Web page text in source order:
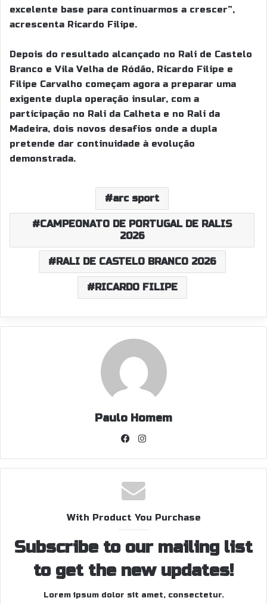
excelente base para continuarmos a crescer”,
acrescenta Ricardo Filipe.
Depois do resultado alcançado no Rali de Castelo
Branco e Vila Velha de Ródão, Ricardo Filipe e
Filipe Carvalho começam agora a preparar uma
exigente dupla operação insular, com a
participação no Rali da Calheta e no Rali da
Madeira, dois novos desafios onde a dupla
pretende dar continuidade à evolução
demonstrada.
arc sport
CAMPEONATO DE PORTUGAL DE RALIS
2026
RALI DE CASTELO BRANCO 2026
RICARDO FILIPE
Paulo Homem
Facebook
With Product You Purchase
Subscribe to our mailing list
to get the new updates!
Lorem ipsum dolor sit amet, consectetur.